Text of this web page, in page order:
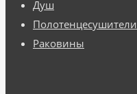
Душ
Полотенцесушители
Раковины